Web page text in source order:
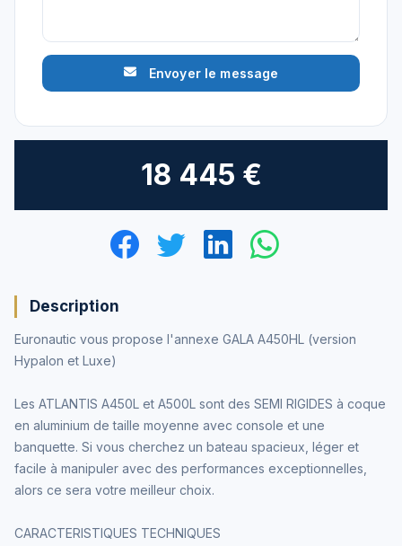
Envoyer le message
18 445 €
Description
Euronautic vous propose l'annexe GALA A450HL (version
Hypalon et Luxe)
Les ATLANTIS A450L et A500L sont des SEMI RIGIDES à coque
en aluminium de taille moyenne avec console et une
banquette. Si vous cherchez un bateau spacieux, léger et
facile à manipuler avec des performances exceptionnelles,
alors ce sera votre meilleur choix.
CARACTERISTIQUES TECHNIQUES